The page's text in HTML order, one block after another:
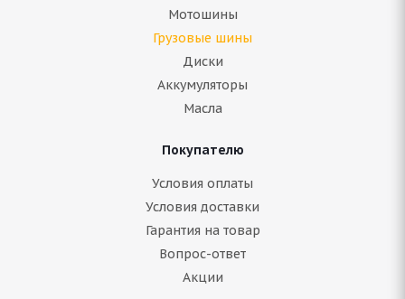
Мотошины
Грузовые шины
Диски
Аккумуляторы
Масла
Покупателю
Условия оплаты
Условия доставки
Гарантия на товар
Вопрос-ответ
Акции